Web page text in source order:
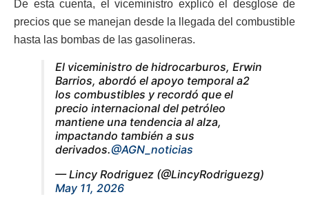
De esta cuenta, el viceministro explicó el desglose de
precios que se manejan desde la llegada del combustible
hasta las bombas de las gasolineras.
El viceministro de hidrocarburos, Erwin
Barrios, abordó el apoyo temporal a2
los combustibles y recordó que el
precio internacional del petróleo
mantiene una tendencia al alza,
impactando también a sus
derivados.@AGN_noticias
— Lincy Rodriguez (@LincyRodriguezg)
May 11, 2026